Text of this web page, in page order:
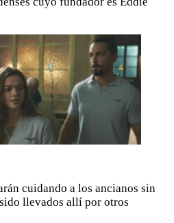
cuidando a los ancianos sin
llevados allí por otros